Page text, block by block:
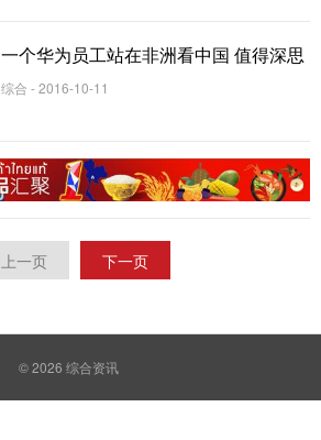
一个华为员工站在非洲看中国 值得深思
综合 - 2016-10-11
上一页 下一页
© 2026 综合资讯